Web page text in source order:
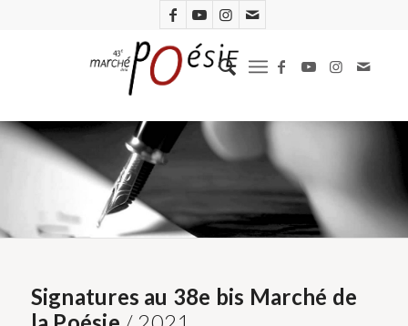
Signatures au 38e bis Marché de